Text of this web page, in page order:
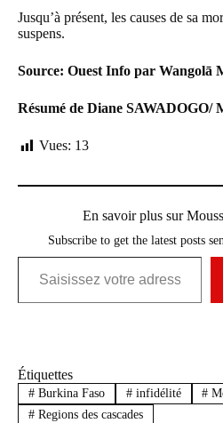
Jusqu’à présent, les causes de sa
suspens.
Source: Ouest Info par Wangolā
Résumé de Diane SAWADOGO/
Vues: 13
En savoir plus sur
Subscribe to get the latest posts
Saisissez votre adresse e-mail…
Étiquettes
#Burkina Faso #infidélité #
#Regions des cascades